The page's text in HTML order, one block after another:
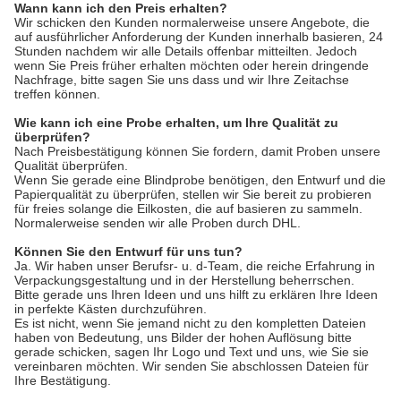
Wann kann ich den Preis erhalten?
Wir schicken den Kunden normalerweise unsere Angebote, die
auf ausführlicher Anforderung der Kunden innerhalb basieren, 24
Stunden nachdem wir alle Details offenbar mitteilten. Jedoch
wenn Sie Preis früher erhalten möchten oder herein dringende
Nachfrage, bitte sagen Sie uns dass und wir Ihre Zeitachse
treffen können.
Wie kann ich eine Probe erhalten, um Ihre Qualität zu
überprüfen?
Nach Preisbestätigung können Sie fordern, damit Proben unsere
Qualität überprüfen.
Wenn Sie gerade eine Blindprobe benötigen, den Entwurf und die
Papierqualität zu überprüfen, stellen wir Sie bereit zu probieren
für freies solange die Eilkosten, die auf basieren zu sammeln.
Normalerweise senden wir alle Proben durch DHL.
Können Sie den Entwurf für uns tun?
Ja. Wir haben unser Berufsr- u. d-Team, die reiche Erfahrung in
Verpackungsgestaltung und in der Herstellung beherrschen.
Bitte gerade uns Ihren Ideen und uns hilft zu erklären Ihre Ideen
in perfekte Kästen durchzuführen.
Es ist nicht, wenn Sie jemand nicht zu den kompletten Dateien
haben von Bedeutung, uns Bilder der hohen Auflösung bitte
gerade schicken, sagen Ihr Logo und Text und uns, wie Sie sie
vereinbaren möchten. Wir senden Sie abschlossen Dateien für
Ihre Bestätigung.